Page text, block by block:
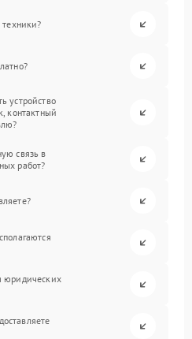
техники?
устройство
контактный
связь в
работ?
юридических